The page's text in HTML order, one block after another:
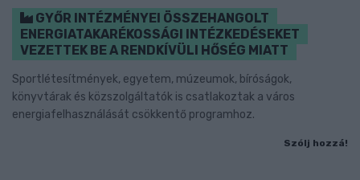
GYŐR INTÉZMÉNYEI ÖSSZEHANGOLT
ENERGIATAKARÉKOSSÁGI INTÉZKEDÉSEKET
VEZETTEK BE A RENDKÍVÜLI HŐSÉG MIATT
Sportlétesítmények, egyetem, múzeumok, bíróságok,
könyvtárak és közszolgáltatók is csatlakoztak a város
energiafelhasználását csökkentő programhoz.
Szólj hozzá!